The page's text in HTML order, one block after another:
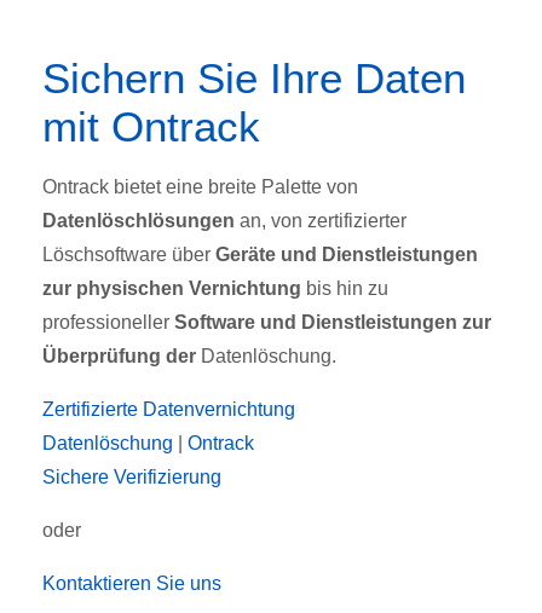
Sichern Sie Ihre Daten
mit Ontrack
Ontrack bietet eine breite Palette von
Datenlöschlösungen an, von zertifizierter
Löschsoftware über Geräte und Dienstleistungen
zur physischen Vernichtung bis hin zu
professioneller Software und Dienstleistungen zur
Überprüfung der Datenlöschung.
Zertifizierte Datenvernichtung
Datenlöschung
Ontrack
Sichere Verifizierung
oder
Kontaktieren Sie uns